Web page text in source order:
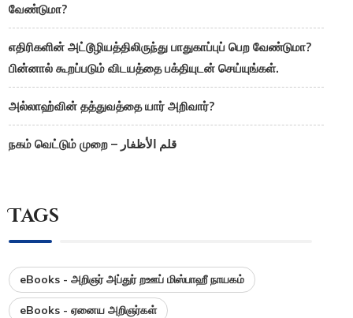
வேண்டுமா?
எதிரிகளின் அட்டூழியத்திலிருந்து பாதுகாப்புப் பெற வேண்டுமா?
பின்னால் கூறப்படும் விடயத்தை பக்தியுடன் செய்யுங்கள்.
அல்லாஹ்வின் தத்துவத்தை யார் அறிவார்?
நகம் வெட்டும் முறை – قلم الأظفار
Tags
eBooks - அறிஞர் அப்துர் றஊப் மிஸ்பாஹீ நாயகம்
eBooks - ஏனைய அறிஞர்கள்